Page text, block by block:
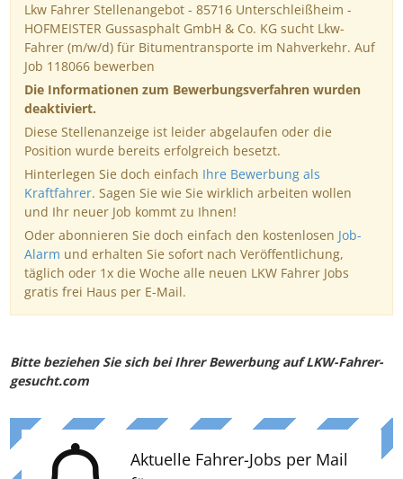
Lkw Fahrer Stellenangebot - 85716 Unterschleißheim -
HOFMEISTER Gussasphalt GmbH & Co. KG sucht Lkw-
Fahrer (m/w/d) für Bitumentransporte im Nahverkehr. Auf
Job 118066 bewerben
Die Informationen zum Bewerbungsverfahren wurden
deaktiviert.
Diese Stellenanzeige ist leider abgelaufen oder die
Position wurde bereits erfolgreich besetzt.
Hinterlegen Sie doch einfach Ihre Bewerbung als
Kraftfahrer. Sagen Sie wie Sie wirklich arbeiten wollen
und Ihr neuer Job kommt zu Ihnen!
Oder abonnieren Sie doch einfach den kostenlosen Job-
Alarm und erhalten Sie sofort nach Veröffentlichung,
täglich oder 1x die Woche alle neuen LKW Fahrer Jobs
gratis frei Haus per E-Mail.
Bitte beziehen Sie sich bei Ihrer Bewerbung auf LKW-Fahrer-
gesucht.com
Aktuelle Fahrer-Jobs per Mail